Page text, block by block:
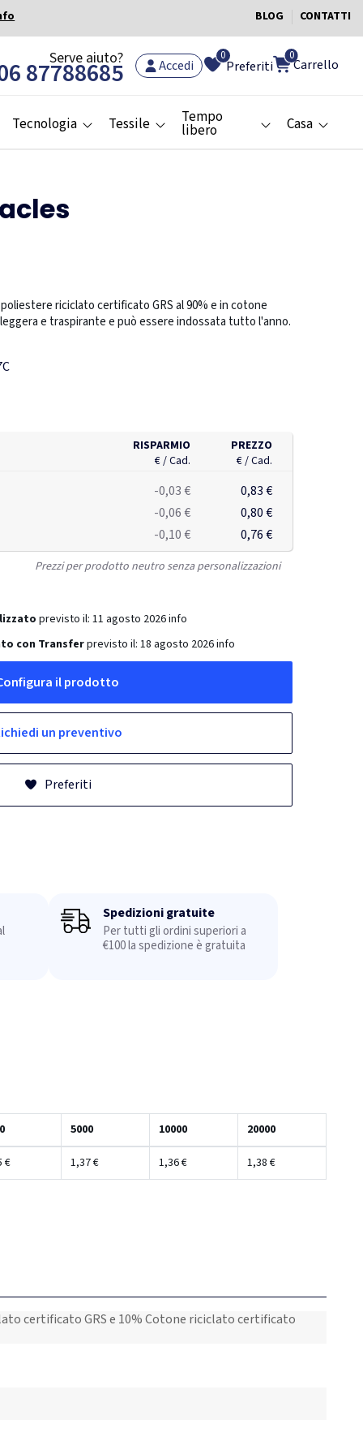
BLOG CONTATTI
Serve aiuto?
87788685 Accedi Preferiti
0 0
Carrello
Tecnologia Tessile Tempo
libero Casa
riciclato certificato GRS al 90% e in cotone
leggera e traspirante e può essere indossata tutto l'anno.
RISPARMIO
€ / Cad.
PREZZO
€ / Cad.
-0,03 €
0,83 €
-0,06 €
0,80 €
-0,10 €
0,76 €
Prezzi per prodotto neutro senza personalizzazioni
previsto il: 11 agosto 2026info
con Transferprevisto il: 18 agosto 2026info
il prodotto
un preventivo
Preferiti
Spedizioni gratuite
Per tutti gli ordini superiori a
€100 la spedizione è gratuita
5000 10000 20000
€ 1,37 € 1,36 € 1,38 €
certificato GRS e 10% Cotone riciclato certificato